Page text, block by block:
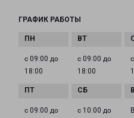
ГРАФИК РАБОТЫ
с 09:00 до
18:00
с 09:00 до
18:00
с 09:00 до
с 10:00 до